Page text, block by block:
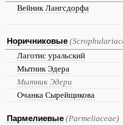
Вейник Лангсдорфа
Норичниковые
Лаготис уральский
Мытник Эдера
Мытник Эдери
Очанка Сырейщикова
Пармелиевые (Parmeliaceae)